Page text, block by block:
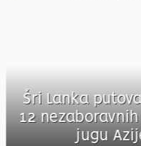
Šri Lanka
12 nezaboravnih
jugu Azije